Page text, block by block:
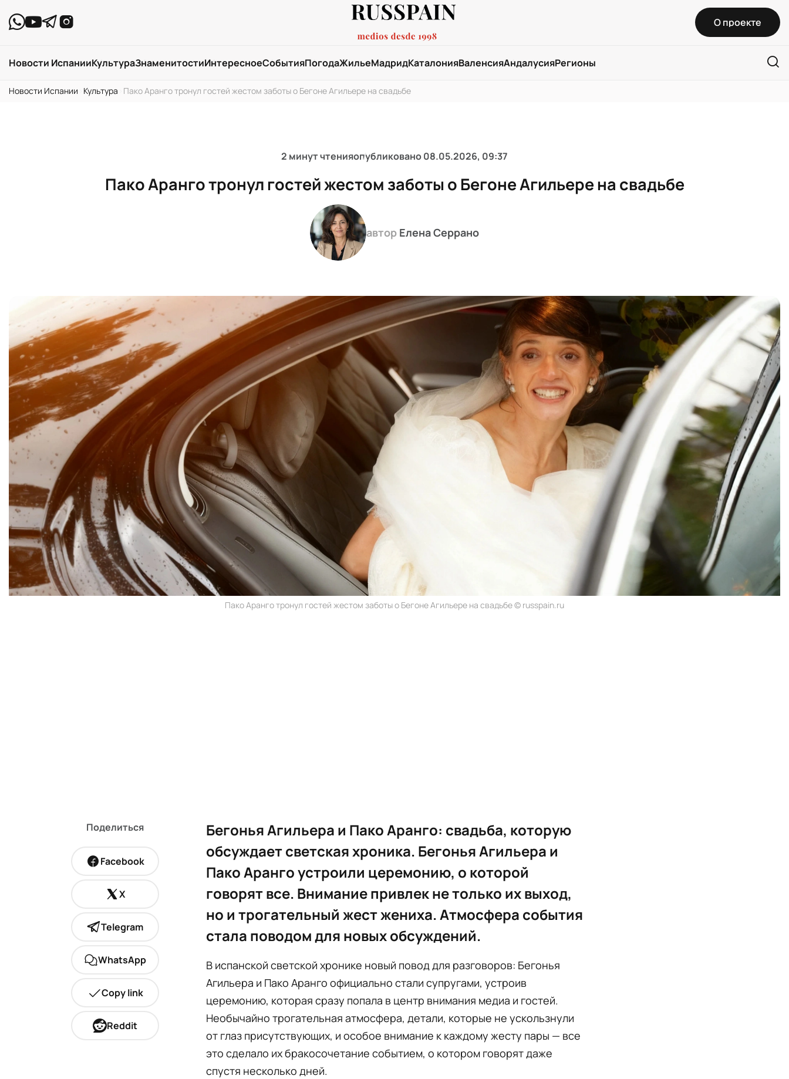
О проекте
Новости ИспанииКультураЗнаменитостиИнтересноеСобытияПогодаЖильеМадридКаталонияВаленсияАндалусияРегионы
Новости Испании Культура Пако Аранго тронул гостей жестом заботы о Бегоне Агильере на свадьбе
2 минут чтенияопубликовано08.05.2026, 09:37
Пако Аранго тронул гостей жестом заботы о Бегоне Агильере на свадьбе
автор Елена Серрано
Пако Аранго тронул гостей жестом заботы о Бегоне Агильере на свадьбе © russpain.ru
Поделиться
Facebook
X
Telegram
WhatsApp
Copy link
Reddit
Бегонья Агильера и Пако Аранго: свадьба, которую
обсуждает светская хроника. Бегонья Агильера и
Пако Аранго устроили церемонию, о которой
говорят все. Внимание привлек не только их выход,
но и трогательный жест жениха. Атмосфера события
стала поводом для новых обсуждений.
В испанской светской хронике новый повод для разговоров: Бегонья
Агильера и Пако Аранго официально стали супругами, устроив
церемонию, которая сразу попала в центр внимания медиа и гостей.
Необычайно трогательная атмосфера, детали, которые не ускользнули
от глаз присутствующих, и особое внимание к каждому жесту пары — все
это сделало их бракосочетание событием, о котором говорят даже
спустя несколько дней.